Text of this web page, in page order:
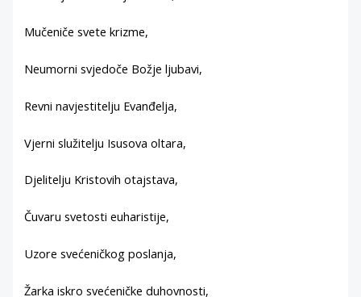
Mučeniče svete krizme,
Neumorni svjedoče Božje ljubavi,
Revni navjestitelju Evanđelja,
Vjerni služitelju Isusova oltara,
Djelitelju Kristovih otajstava,
Čuvaru svetosti euharistije,
Uzore svećeničkog poslanja,
Žarka iskro svećeničke duhovnosti,